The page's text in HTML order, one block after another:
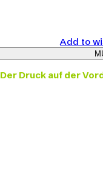
Add to
Der Druck auf der